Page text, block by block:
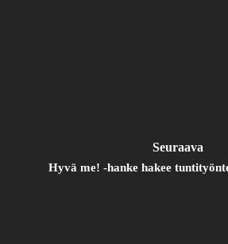
Seuraava
Hyvä me! -hanke hakee